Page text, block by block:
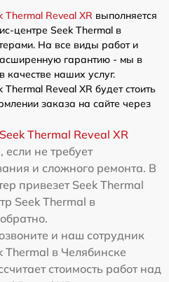
Thermal Reveal XR выполняется
центре Seek Thermal в
На все виды работ и
гарантию - мы в
качестве наших услуг.
Reveal XR будет стоить
заказа на сайте через
Thermal Reveal XR
не требует
и сложного ремонта. В
привезет Seek Thermal
Seek Thermal в
и наш сотрудник
Thermal в Челябинске
стоимость работ над